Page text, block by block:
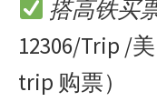
搭高铁买
12306/Trip /
trip 购票）